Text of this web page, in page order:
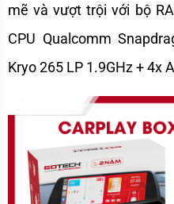
mẽ và vượt trội với bộ
CPU Qualcomm
Kryo 265 LP 1.9GHz + 4x